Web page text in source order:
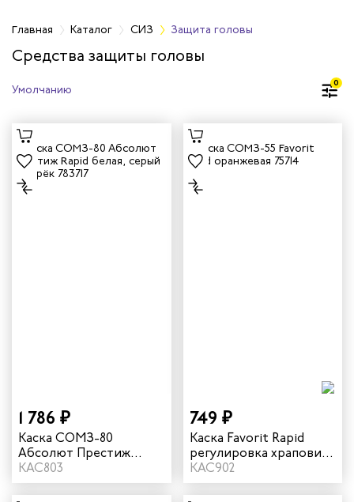
дыхания
слуха
Главная Каталог СИЗ Защита головы
Средства защиты головы
0
1 786 ₽
Каска СОМЗ-80
Абсолют Престиж
Rapid цвет белый,
серый козырёк 783717
КАС803
749 ₽
Каска Favorit Rapid
регулировка храповик
цвет оранжевый
КАС902